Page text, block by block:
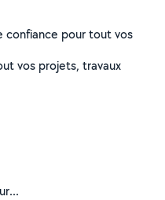
confiance pour tout vos
vos projets, travaux